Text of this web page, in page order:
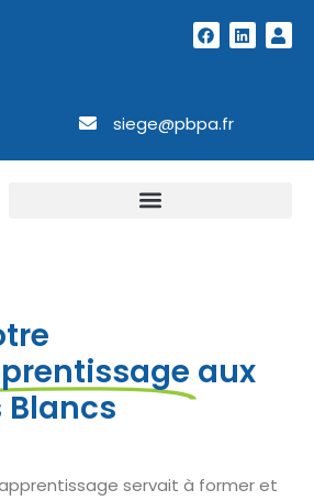
siege@pbpa.fr
aux
servait à former et